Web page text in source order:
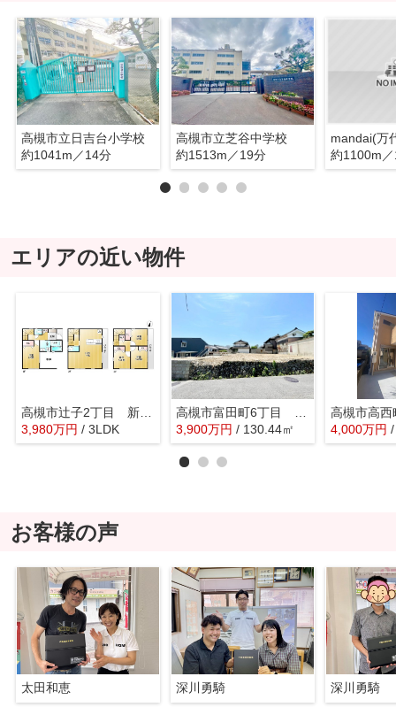
高槻市立日吉台小学校
約1041m／14分
高槻市立芝谷中学校
約1513m／19分
約1100m
エリアの近い物件
高槻市辻子2丁目 新築戸建
3,980万円 / 3LDK
高槻市富田町6丁目 売土地
3,900万円 / 130.44㎡ 4,000万円
お客様の声
太田和恵 深川勇騎 深川勇騎